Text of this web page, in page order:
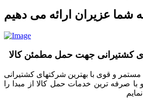
شما عزیران ارائه می دهیم
کشتیرانی جهت حمل مطمئن کالا
مستمر و قوی با بهترین شرکتهای کشتیرانی
با صرفه ترین خدمات حمل کالا از مبدا را